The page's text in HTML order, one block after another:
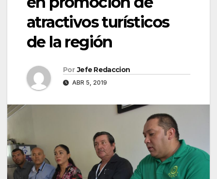
atractivos turísticos
de la región
Por Jefe Redaccion
ABR 5, 2019